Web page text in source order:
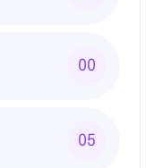
00
05